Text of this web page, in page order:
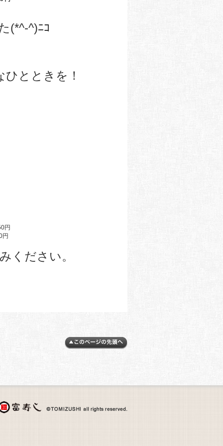
(*^-^)ﾆｺ
とときを！
円
円
ください。